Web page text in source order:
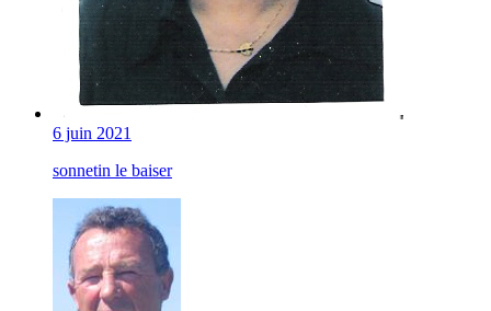
6 juin 2021
sonnetin le baiser